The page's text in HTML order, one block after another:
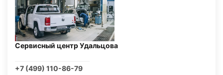
Сервисный центр Удальцова
+7 (499) 110-86-79